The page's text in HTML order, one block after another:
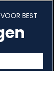
BEST